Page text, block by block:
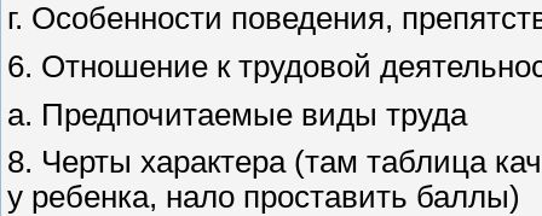
г. Особенности поведения,
6. Отношение к трудовой
а. Предпочитаемые виды труда
8. Черты характера (там таблица
у ребенка, нало проставить баллы)